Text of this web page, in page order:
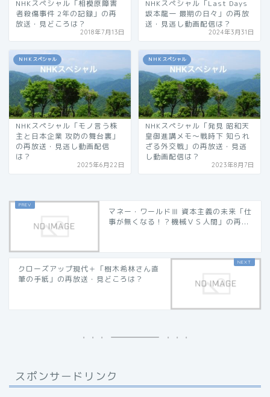
NHKスペシャル「相模原障害
者殺傷事件 2年の記録」の再
放送・見どころは？
2018年7月13日
NHKスペシャル「Last Days
坂本龍一 最期の日々」の再放
送・見逃し動画配信は？
2024年3月31日
ＮＨＫスペシャル
NHKスペシャル「モノ言う株
主と日本企業 攻防の舞台裏」
の再放送・見逃し動画配信
は？
2025年6月22日
ＮＨＫスペシャル
NHKスペシャル「発見 昭和天
皇御進講メモ〜戦時下 知られ
ざる外交戦」の再放送・見逃
し動画配信は？
2023年8月7日
マネー・ワールドⅢ 資本主義の未来「仕
事が無くなる！？機械ＶＳ人間」の再...
クローズアップ現代＋「樹木希林さん直
筆の手紙」の再放送・見どころは？
スポンサードリンク